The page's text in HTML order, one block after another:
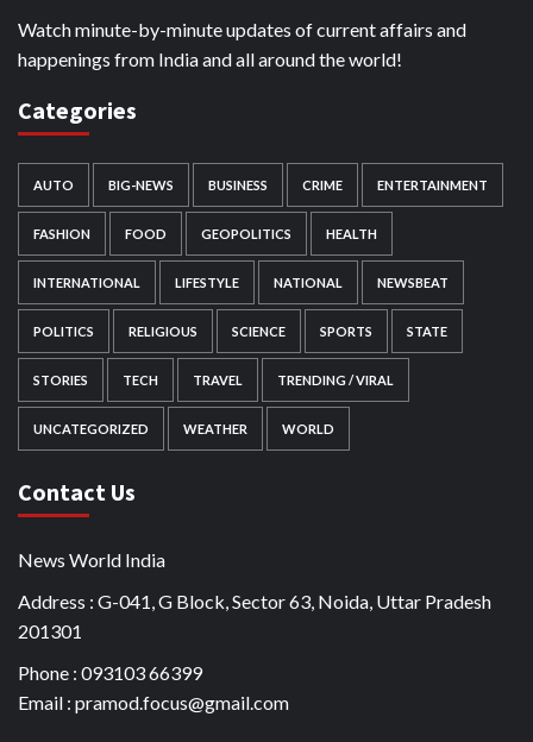
Watch minute-by-minute updates of current affairs and
happenings from India and all around the world!
Categories
AUTO BIG-NEWS BUSINESS CRIME ENTERTAINMENT
FASHION FOOD GEOPOLITICS HEALTH
INTERNATIONAL LIFESTYLE NATIONAL NEWSBEAT
POLITICS RELIGIOUS SCIENCE SPORTS STATE
STORIES TECH TRAVEL TRENDING / VIRAL
UNCATEGORIZED WEATHER WORLD
Contact Us
News World India
Address : G-041, G Block, Sector 63, Noida, Uttar Pradesh
201301
Phone : 093103 66399
Email : pramod.focus@gmail.com